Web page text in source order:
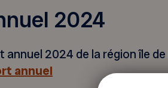
2024
annuel 2024 de la région île
annuel